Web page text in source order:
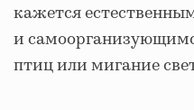
кажется
и
птиц или мигание